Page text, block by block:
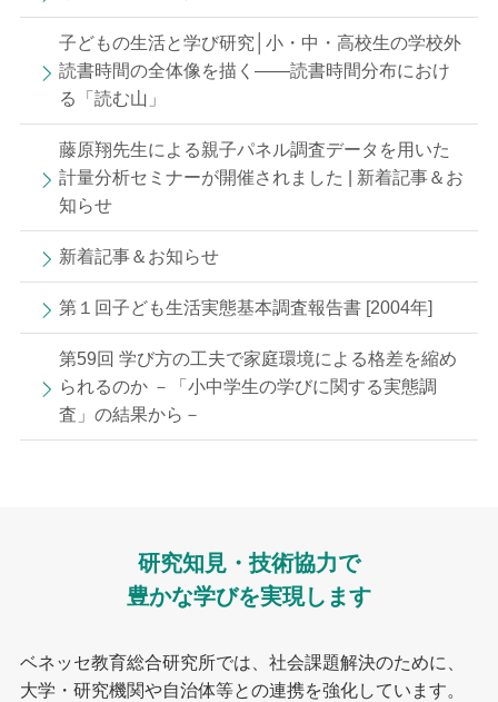
子どもの生活と学び研究│小・中・高校生の学校外
読書時間の全体像を描く——読書時間分布におけ
る「読む山」
藤原翔先生による親子パネル調査データを用いた
計量分析セミナーが開催されました | 新着記事＆お
知らせ
新着記事＆お知らせ
第１回子ども生活実態基本調査報告書 [2004年]
第59回 学び方の工夫で家庭環境による格差を縮め
られるのか －「小中学生の学びに関する実態調
査」の結果から－
研究知見・技術協力で
豊かな学びを実現します
ベネッセ教育総合研究所では、社会課題解決のために、
大学・研究機関や自治体等との連携を強化しています。